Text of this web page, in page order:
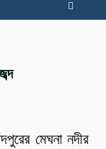
মেঘনা নদীর